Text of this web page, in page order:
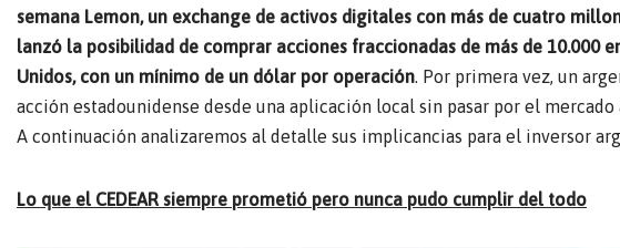
semana Lemon, un exchange de activos digitales con más de cuatro
lanzó la posibilidad de comprar acciones fraccionadas de más de 10.000
Unidos, con un mínimo de un dólar por operación. Por primera vez, un
acción estadounidense desde una aplicación local sin pasar por el mercado
A continuación analizaremos al detalle sus implicancias para el inversor
Lo que el CEDEAR siempre prometió pero nunca pudo cumplir del todo